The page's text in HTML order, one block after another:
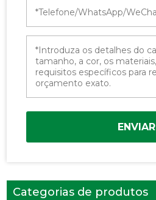
ENVIAR
Categorias de produtos